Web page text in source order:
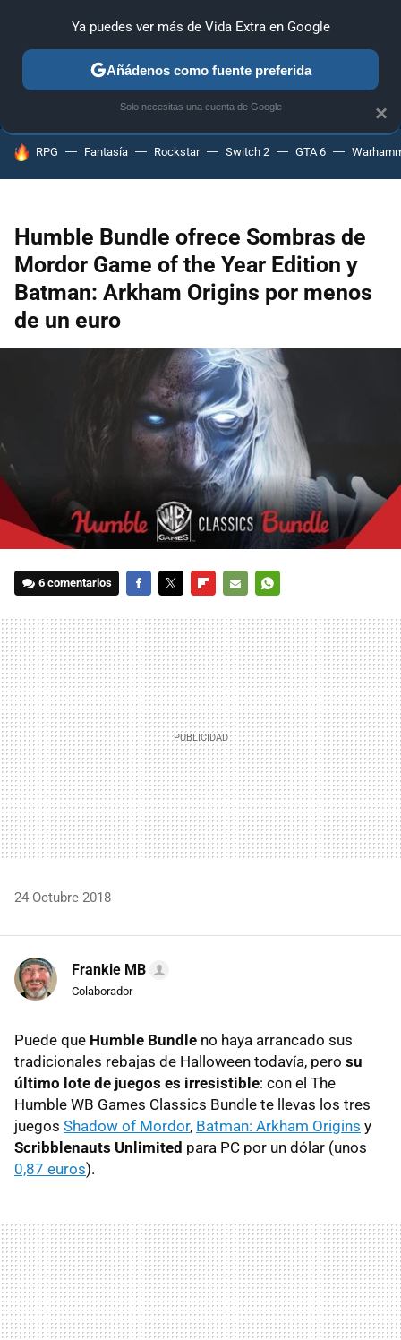
ANÁLISIS GUÍAS Y TRUCOS PC SONY NINTENDO
HOY SE HABLA DE
RPG Fantasía Rockstar Switch 2 GTA 6
Humble Bundle ofrece Sombras de
Mordor Game of the Year Edition y
Batman: Arkham Origins por menos
de un euro
6 comentarios
MAIL
24 Octubre 2018
Frankie MB
Colaborador
Puede que Humble Bundle no haya arrancado sus
tradicionales rebajas de Halloween todavía, pero su
último lote de juegos es irresistible: con el The
Humble WB Games Classics Bundle te llevas los tres
juegos Shadow of Mordor, Batman: Arkham Origins y
Scribblenauts Unlimited para PC por un dólar (unos
0,87 euros).
×
Ya puedes ver más de Vida Extra en Google
Añádenos como fuente preferida
Solo necesitas una cuenta de Google